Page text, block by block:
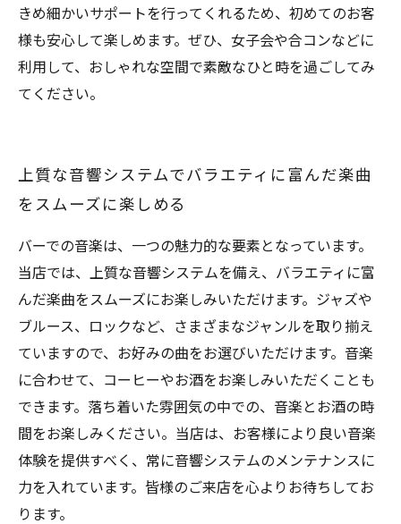
きめ細かいサポートを行ってくれるため、初めてのお客
様も安心して楽しめます。ぜひ、女子会や合コンなどに
利用して、おしゃれな空間で素敵なひと時を過ごしてみ
てください。
上質な音響システムでバラエティに富んだ楽曲
をスムーズに楽しめる
バーでの音楽は、一つの魅力的な要素となっています。
当店では、上質な音響システムを備え、バラエティに富
んだ楽曲をスムーズにお楽しみいただけます。ジャズや
ブルース、ロックなど、さまざまなジャンルを取り揃え
ていますので、お好みの曲をお選びいただけます。音楽
に合わせて、コーヒーやお酒をお楽しみいただくことも
できます。落ち着いた雰囲気の中での、音楽とお酒の時
間をお楽しみください。当店は、お客様により良い音楽
体験を提供すべく、常に音響システムのメンテナンスに
力を入れています。皆様のご来店を心よりお待ちしてお
ります。